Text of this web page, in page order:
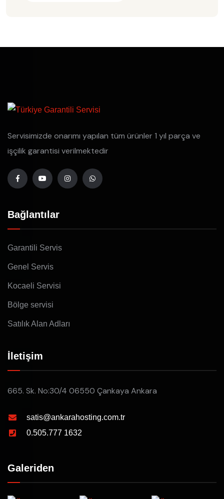
Servisimizde onarımı yapılan tüm ürünler 1 yıl parça ve
işçilik garantisi verilmektedir
Bağlantılar
Garantili Servis
Genel Servis
Kocaeli Servisi
Bölge servisi
Satılık Alan Adları
İletişim
665. Sk. No:30/4 06550 Çankaya Ankara
satis@ankarahosting.com.tr
0.505.777 1632
Galeriden